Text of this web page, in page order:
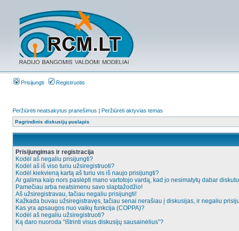
Prisijungti Registruotis
Peržiūrėti neatsakytus pranešimus | Peržiūrėti aktyvias temas
Pagrindinis diskusijų puslapis
Prisijungimas ir registracija
Kodėl aš negaliu prisijungti?
Kodėl aš iš viso turiu užsiregistruoti?
Kodėl kiekvieną kartą aš turiu vis iš naujo prisijungti?
Ar galima kaip nors paslėpti mano vartotojo vardą, kad jo nesimatytų dabar
Pamečiau arba neatsimenu savo slaptažodžio!
Aš užsiregistravau, tačiau negaliu prisijungti!
Kažkada buvau užsiregistravęs, tačiau senai nerašiau į diskusijas, ir negaliu
Kas yra apsaugos nuo vaikų funkcija (COPPA)?
Kodėl aš negaliu užsiregistruoti?
Ką daro nuoroda “Ištrinti visus diskusijų sausainėlius”?